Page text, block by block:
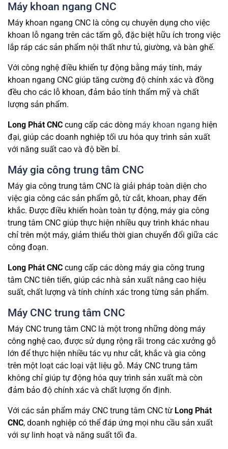
Máy khoan ngang CNC
Máy khoan ngang CNC là công cụ chuyên dụng cho việc
khoan lỗ ngang trên các tấm gỗ, đặc biệt hữu ích trong việc
lắp ráp các sản phẩm nội thất như tủ, giường, và bàn ghế.
Với công nghệ điều khiển tự động bằng máy tính, máy
khoan ngang CNC giúp tăng cường độ chính xác và đồng
đều cho các lỗ khoan, đảm bảo tính thẩm mỹ và chất
lượng sản phẩm.
Long Phát CNC cung cấp các dòng máy khoan ngang hiện
đại, giúp các doanh nghiệp tối ưu hóa quy trình sản xuất
với năng suất cao và độ bền bỉ.
Máy gia công trung tâm CNC
Máy gia công trung tâm CNC là giải pháp toàn diện cho
việc gia công các sản phẩm gỗ, từ cắt, khoan, phay đến
khắc. Được điều khiển hoàn toàn tự động, máy gia công
trung tâm CNC giúp thực hiện nhiều quy trình khác nhau
chỉ trên một máy, giảm thiểu thời gian chuyển đổi giữa các
công đoạn.
Long Phát CNC cung cấp các dòng máy gia công trung
tâm CNC tiên tiến, giúp các nhà sản xuất nâng cao hiệu
suất, chất lượng và tính chính xác trong từng sản phẩm.
Máy CNC trung tâm CNC
Máy CNC trung tâm CNC là một trong những dòng máy
công nghệ cao, được sử dụng rộng rãi trong các xưởng gỗ
lớn để thực hiện nhiều tác vụ như cắt, khắc và gia công
trên một loạt các loại vật liệu gỗ. Máy CNC trung tâm
không chỉ giúp tự động hóa quy trình sản xuất mà còn
đảm bảo độ chính xác và chất lượng ổn định.
Với các sản phẩm máy CNC trung tâm CNC từ Long Phát
CNC, doanh nghiệp có thể đáp ứng mọi nhu cầu sản xuất
với sự linh hoạt và năng suất tối đa.